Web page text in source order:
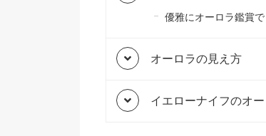
優雅にオーロラ鑑賞で
オーロラの見え方
イエローナイフのオ